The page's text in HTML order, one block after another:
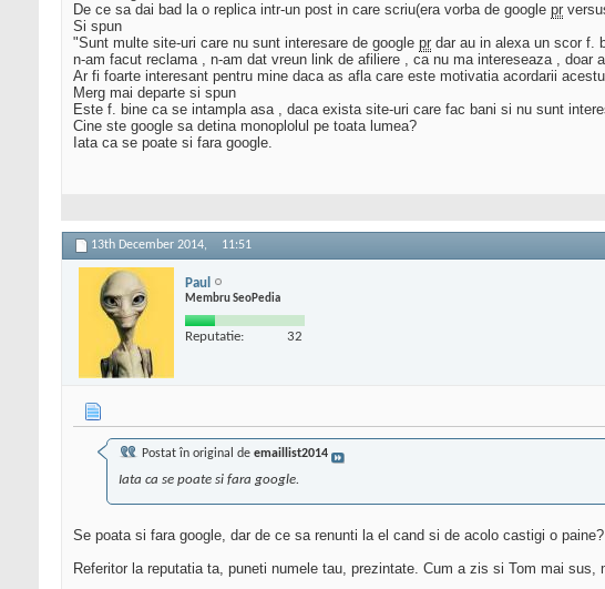
De ce sa dai bad la o replica intr-un post in care scriu(era vorba de google pr
Si spun
"Sunt multe site-uri care nu sunt interesare de google pr dar au in alexa un scor f.
n-am facut reclama , n-am dat vreun link de afiliere , ca nu ma intereseaza ,
Ar fi foarte interesant pentru mine daca as afla care este motivatia acordarii
Merg mai departe si spun
Este f. bine ca se intampla asa , daca exista site-uri care fac bani si nu sunt
Cine ste google sa detina monoplolul pe toata lumea?
Iata ca se poate si fara google.
13th December 2014, 11:51
Paul
Membru SeoPedia
Reputatie: 32
Postat în original de emaillist2014
Iata ca se poate si fara google.
Se poata si fara google, dar de ce sa renunti la el cand si de acolo castigi o paine?
Referitor la reputatia ta, puneti numele tau, prezintate. Cum a zis si Tom mai